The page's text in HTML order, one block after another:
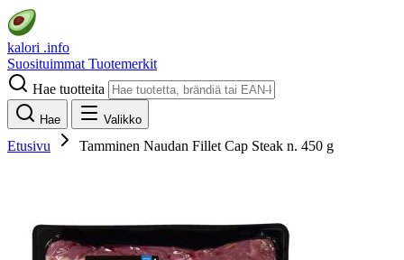
kalori .info
Suosituimmat Tuotemerkit
Hae tuotteita
Hae Valikko
Etusivu Tamminen Naudan Fillet Cap Steak n. 450 g